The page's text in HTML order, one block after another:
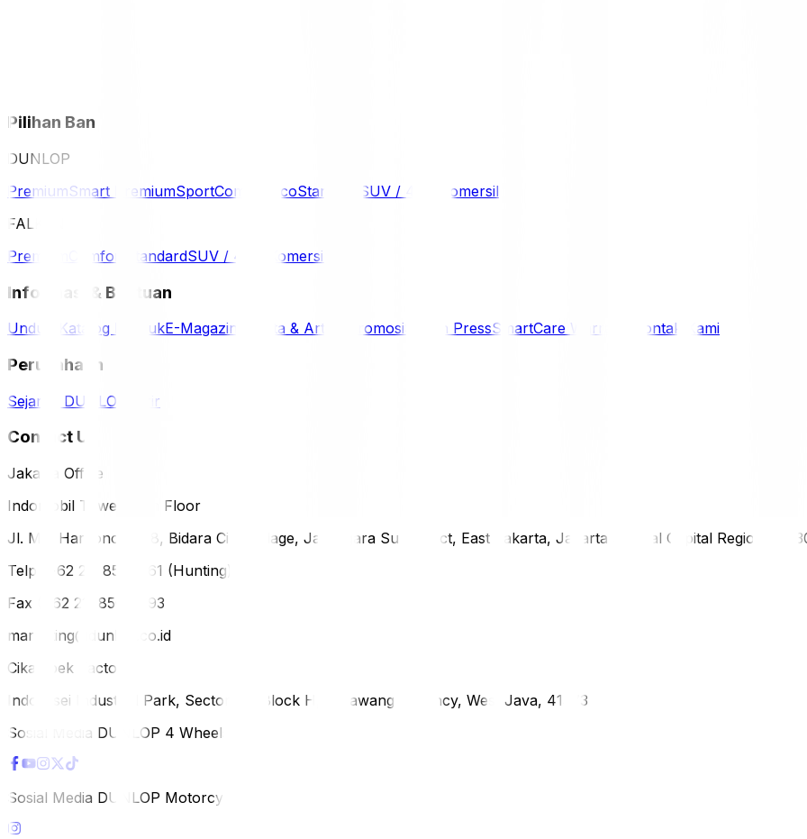
Pilihan Ban
DUNLOP
PremiumSmart PremiumSportComfort EcoStandard SUV / 4WD
Komersil
FALKEN
Premium
Comfort StandardSUV / 4WD Komersil
Informasi & Bantuan
Unduh Katalog ProdukE-Magazine Berita & Artikel Promosi Siaran PressSmartCare Warranty Kontak Kami
Perusahaan
Sejarah DUNLOP Karir
Contact Us
Jakarta Office
Indomobil Tower, 12th Floor
Jl. MT. Haryono Lot 8, Bidara Cina Village, Jatinegara Subdistrict, East Jakarta, Jakarta Special Capital Region,
Telp (+62 21) 851-2561 (Hunting)
Fax (+62 21) 856-5893
marketing@dunlop.co.id
Cikampek Factory
Indotaisei Industrial Park, Sector 1A, Block H, Karawang Regency, West Java, 41373
Sosial Media DUNLOP 4 Wheels
Sosial Media DUNLOP Motorcycle